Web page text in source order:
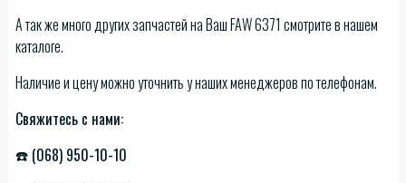
А так же много других запчастей на Ваш FAW 6371 смотрите в нашем
каталоге.
Наличие и цену можно уточнить у наших менеджеров по телефонам.
Свяжитесь с нами:
☎️ (068) 950-10-10